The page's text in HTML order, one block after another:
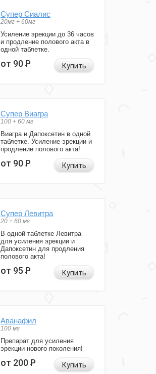
Супер Сиалис
20мг + 60мг
Усиление эрекции до 36 часов
и продление полового акта в
одной таблетке.
от 90Р Купить
Супер Виагра
100 + 60 мг
Виагра и Дапоксетин в одной
таблетке. Усиление эрекции и
продление полового акта!
от 90Р Купить
Супер Левитра
20 + 60 мг
В одной таблетке Левитра
для усиления эрекции и
Дапоксетин для продления
полового акта!
от 95Р Купить
Аванафил
100 мг
Препарат для усиления
эрекции нового поколения!
от 200Р Купить